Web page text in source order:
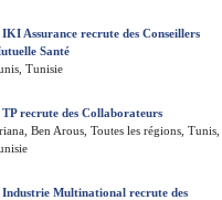
IKI Assurance recrute des Conseillers
Santé
Tunisie
TP recrute des Collaborateurs
Ben Arous, Toutes les régions, Tunis,
Industrie Multinational recrute des